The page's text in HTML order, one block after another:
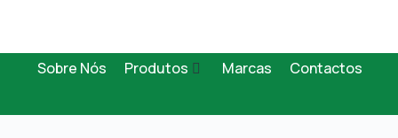
Sobre Nós Produtos Marcas Contactos